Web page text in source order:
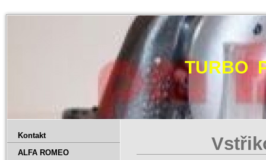
TURBO
Kontakt
ALFA ROMEO